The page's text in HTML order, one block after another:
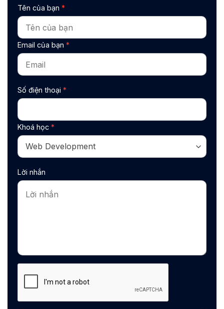
Tên của bạn *
Email của bạn *
Số điện thoại *
Khoá học *
Lời nhắn